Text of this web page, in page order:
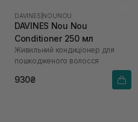
DAVINES NOUNOU
DAVINES Nou Nou
Conditioner 250 мл
Живильний кондиціонер для
пошкодженого волосся
930₴